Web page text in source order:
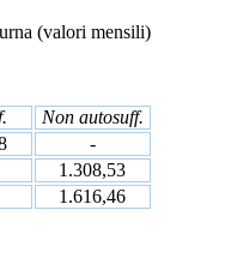
(valori mensili)
Non autosuff.
-
1.308,53
1.616,46